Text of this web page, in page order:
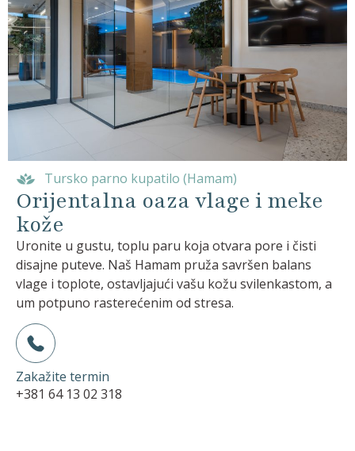
Tursko parno kupatilo (Hamam)
Orijentalna oaza vlage i meke
kože
Uronite u gustu, toplu paru koja otvara pore i čisti
disajne puteve. Naš Hamam pruža savršen balans
vlage i toplote, ostavljajući vašu kožu svilenkastom, a
um potpuno rasterećenim od stresa.
Zakažite termin
+381 64 13 02 318